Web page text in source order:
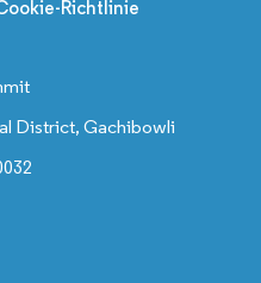
Richtlinie
District, Gachibowli